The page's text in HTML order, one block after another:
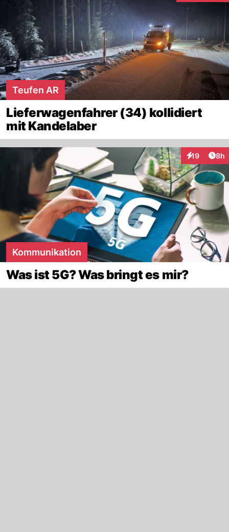
Teufen AR
Lieferwagenfahrer (34) kollidiert
mit Kandelaber
19
Interaktionen
8h
Kommunikation
Was ist 5G? Was bringt es mir?